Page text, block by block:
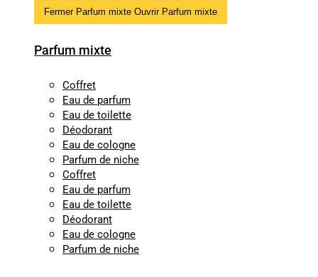
Fermer Parfum mixte Ouvrir Parfum mixte
Parfum mixte
Coffret
Eau de parfum
Eau de toilette
Déodorant
Eau de cologne
Parfum de niche
Coffret
Eau de parfum
Eau de toilette
Déodorant
Eau de cologne
Parfum de niche